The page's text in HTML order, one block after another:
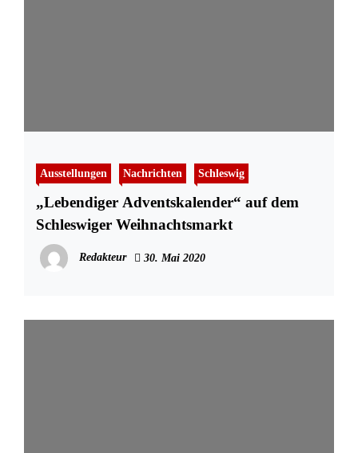
Ausstellungen Nachrichten Schleswig
„Lebendiger Adventskalender“ auf dem
Schleswiger Weihnachtsmarkt
Redakteur 30. Mai 2020